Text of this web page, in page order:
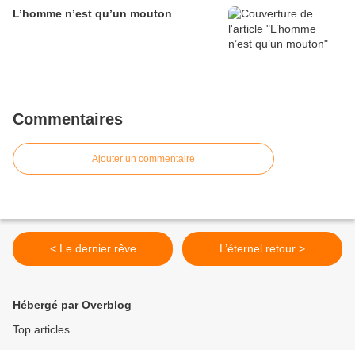
L’homme n’est qu’un mouton
Commentaires
Ajouter un commentaire
< Le dernier rêve L’éternel retour >
Hébergé par Overblog
Top articles